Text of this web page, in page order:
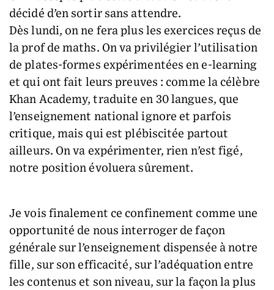
décidé d’en sortir sans attendre.
Dès lundi, on ne fera plus les exercices reçus de
la prof de maths. On va privilégier l’utilisation
de plates-formes expérimentées en e-learning
et qui ont fait leurs preuves : comme la célèbre
Khan Academy, traduite en 30 langues, que
l’enseignement national ignore et parfois
critique, mais qui est plébiscitée partout
ailleurs. On va expérimenter, rien n’est figé,
notre position évoluera sûrement.
Je vois finalement ce confinement comme une
opportunité de nous interroger de façon
générale sur l’enseignement dispensée à notre
fille, sur son efficacité, sur l’adéquation entre
les contenus et son niveau, sur la façon la plus